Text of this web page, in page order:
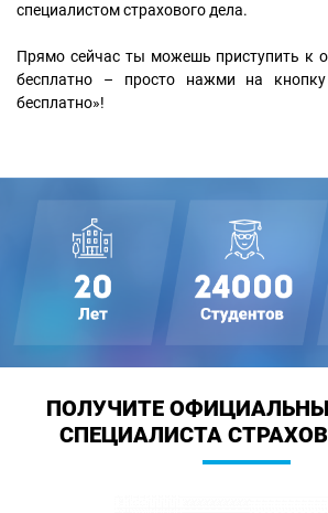
специалистом страхового дела.
Прямо сейчас ты можешь приступить к
бесплатно – просто нажми на кнопку
бесплатно»!
ПОЛУЧИТЕ
СПЕЦИАЛИСТА